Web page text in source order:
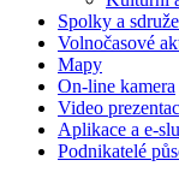
Spolky a
Volnočasové
Mapy
On-line kamera
Video
Aplikace a e-
Podnikatelé